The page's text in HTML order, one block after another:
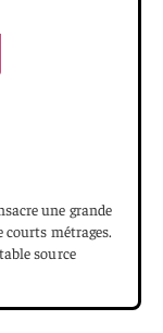
une grande
métrages.
source